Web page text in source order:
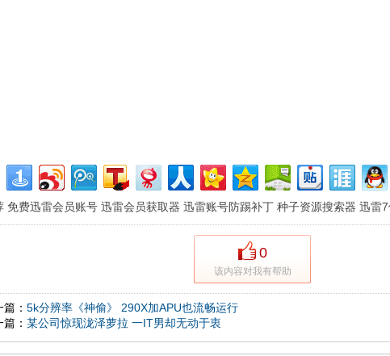
免费迅雷会员账号 迅雷会员获取器 迅雷账号防踢补丁 种子资源搜索器 迅雷
0
该内容对我有帮助
篇： 5k分辨率《神偷》 290X加APU也流畅运行
： 某公司惊现泷泽萝拉 一IT男却无动于衷